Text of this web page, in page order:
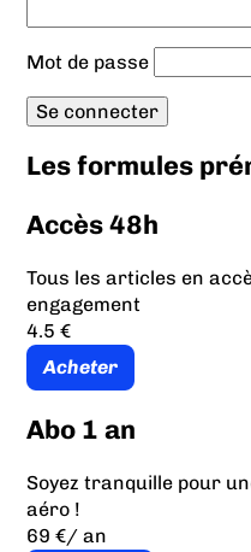
Mot de passe
Les formules
Accès 48h
Tous les articles en
engagement
4.5 €
Acheter
Abo 1 an
Soyez tranquille pour
aéro !
69 €/ an